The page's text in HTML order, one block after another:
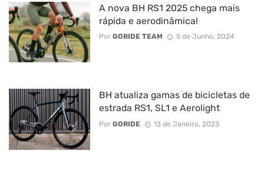
A nova BH RS1 2025 chega mais
rápida e aerodinâmica!
Por GORIDE TEAM 5 de Junho, 2024
BH atualiza gamas de bicicletas de
estrada RS1, SL1 e Aerolight
Por GORIDE 13 de Janeiro, 2023